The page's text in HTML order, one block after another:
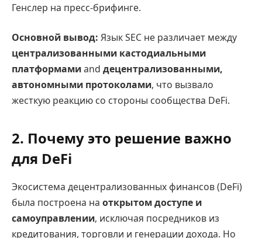
Генслер на пресс-брифинге.
Основной вывод: Язык SEC не различает между
централизованными кастодиальными
платформамиand децентрализованными,
автономными протоколами, что вызвало
жесткую реакцию со стороны сообщества DeFi.
2. Почему это решение важно
для DeFi
Экосистема децентрализованных финансов (DeFi)
была построена на открытом доступе и
самоуправлении, исключая посредников из
кредитования, торговли и генерации дохода. Но